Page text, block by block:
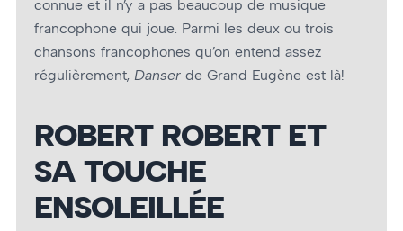
connue et il n’y a pas beaucoup de musique
francophone qui joue. Parmi les deux ou trois
chansons francophones qu’on entend assez
régulièrement, Danser de Grand Eugène est là!
ROBERT ROBERT ET
SA TOUCHE
ENSOLEILLÉE